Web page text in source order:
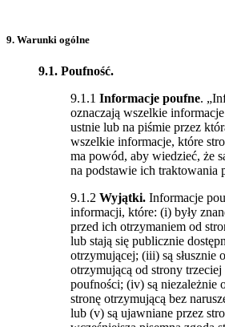
9. Warunki ogólne
9.1. Poufność.
9.1.1 Informacje poufne.
oznaczają wszelkie
ustnie lub na piśmie przez
wszelkie informacje, które
ma powód, aby wiedzieć, że
na podstawie ich traktowania
9.1.2 Wyjątki. Informacje
informacji, które: (i) były
przed ich otrzymaniem od
lub stają się publicznie
otrzymującej; (iii) są słusznie
otrzymującą od strony
poufności; (iv) są niezależnie
stronę otrzymującą bez
lub (v) są ujawniane przez